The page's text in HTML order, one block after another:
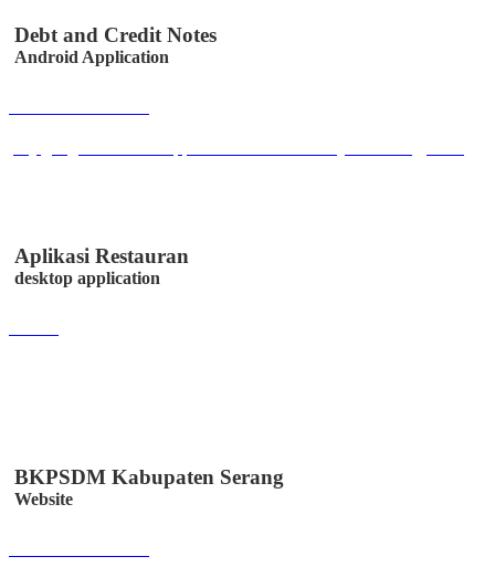
Debt and Credit Notes
Android Application
Aplikasi Restauran
desktop application
BKPSDM Kabupaten Serang
Website